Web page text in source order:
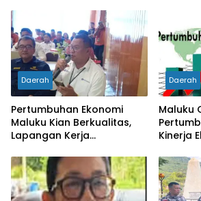
Diperiksa
Daerah
Pertumbuhan Ekonomi
Maluku Kian Berkualitas,
Lapangan Kerja
Kemiskinan Turun
Daerah
Maluku
Kinerja